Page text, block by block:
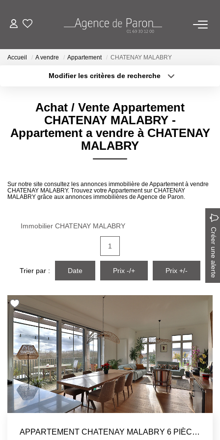
ACHETER
VENDRE
BIENS VENDUS
ESTIMATION
Estimez Votre Bien En Ligne
Présentation De L'agence
Nos Actualités
CONTACT
Accueil A vendre Appartement CHATENAY MALABRY
Modifier les critères de recherche
Surface min Budget max
Plus de critères Créer une alerte
Achat / Vente Appartement
CHATENAY MALABRY -
Appartement a vendre à CHATENAY
MALABRY
Sur notre site consultez les annonces immobilière de Appartement à vendre
CHATENAY MALABRY. Trouvez votre Appartement sur CHATENAY
MALABRY grâce aux annonces immobilières de Agence de Paron.
Immobilier CHATENAY MALABRY
Créer une alerte
1
Trier par : Date Prix -/+ Prix +/-
APPARTEMENT CHATENAY MALABRY 6 PIÈCE(S) 130 M2